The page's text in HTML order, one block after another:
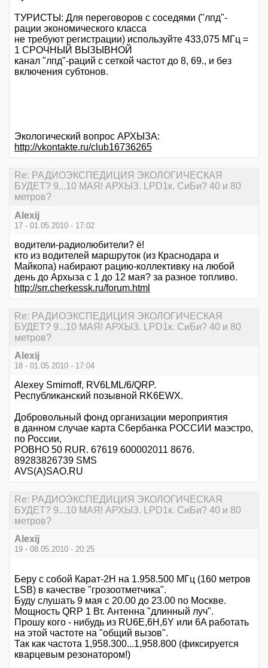
ТУРИСТЫ: Для переговоров с соседями ("лпд"-
рации экономического класса
не требуют регистрации) используйте 433,075 МГц =
1 СРОЧНЫЙ ВЫЗЫВНОЙ
канал "лпд"-раций с сеткой частот до 8, 69., и без
включения субтонов.
Экологический вопрос АРХЫЗА:
http://vkontakte.ru/club16736265
Re: РАДИОЭКСПЕДИЦИЯ ЭКОЛОГИЧЕСКАЯ
БУДЕТ? 9...10 МАЯ! АРХЫЗ. LPD1к. СиБи? 40 и 80
метров?
Alexij
17 - 01.05.2010 - 17:02
водители-радиолюбители? ё!
кто из водителей маршруток (из Краснодара и
Майкопа) набирают рацию-коллективку на любой
день до Архыза с 1 до 12 мая? за разное топливо.
http://srr.cherkessk.ru/forum.html
Re: РАДИОЭКСПЕДИЦИЯ ЭКОЛОГИЧЕСКАЯ
БУДЕТ? 9...10 МАЯ! АРХЫЗ. LPD1к. СиБи? 40 и 80
метров?
Alexij
18 - 01.05.2010 - 17:04
Alexey Smirnoff, RV6LML/6/QRP.
Республиканский позывной RK6EWX.
Добровольный фонд организации мероприятия
в данном случае карта Сбербанка РОССИИ маэстро,
по России,
РОВНО 50 RUR. 67619 600002011 8676.
89283826739 SMS
AVS(A)SAO.RU
Re: РАДИОЭКСПЕДИЦИЯ ЭКОЛОГИЧЕСКАЯ
БУДЕТ? 9...10 МАЯ! АРХЫЗ. LPD1к. СиБи? 40 и 80
метров?
Alexij
19 - 08.05.2010 - 20:25
Беру с собой Карат-2Н на 1.958.500 МГц (160 метров
LSB) в качестве "грозоотметчика".
Буду слушать 9 мая с 20.00 до 23.00 по Москве.
Мощность QRP 1 Вт. Антенна "длинный луч".
Прошу кого - нибудь из RU6E,6H,6Y или 6A работать
на этой частоте на "общий вызов".
Так как частота 1,958.300...1,958.800 (фиксируется
кварцевым резонатором!)